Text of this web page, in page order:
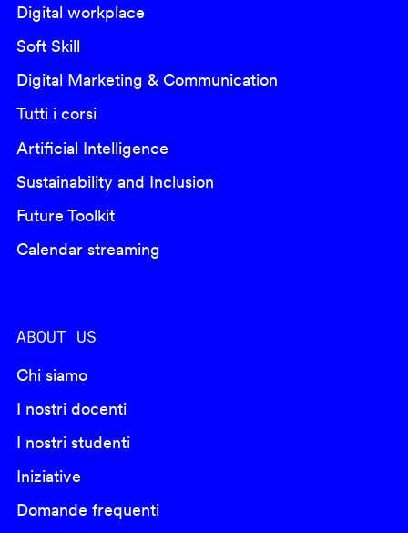
Digital workplace
Soft Skill
Digital Marketing & Communication
Tutti i corsi
Artificial Intelligence
Sustainability and Inclusion
Future Toolkit
Calendar streaming
ABOUT US
Chi siamo
I nostri docenti
I nostri studenti
Iniziative
Domande frequenti